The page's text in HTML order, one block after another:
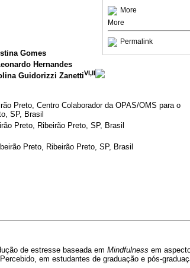
More
More
Permalink
Gomes
Hernandes
Guidorizzi ZanettiVI,II
Preto, Centro Colaborador da OPAS/OMS para o
SP, Brasil
Preto, Ribeirão Preto, SP, Brasil
Preto, Ribeirão Preto, SP, Brasil
de estresse baseada em Mindfulness em
em estudantes de graduação e pós-